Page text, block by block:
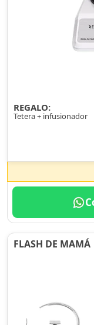
REGALO:
Tetera + infusionador
FLASH DE